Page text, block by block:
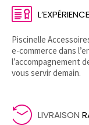
L’EXPÉRIENCE
Piscinelle
e-commerce dans
l’accompagnement
vous servir demain.
LIVRAISON